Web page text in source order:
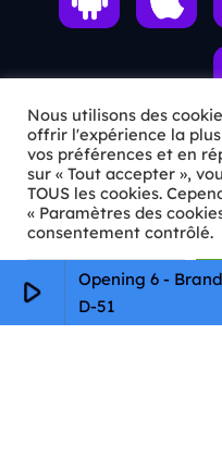
play_arrow
Opening 6 -
D-51
ℹ️ INFOS PRATIQUES
✉️Contact
🦊Qui sommes-nous ?
📄
Mentions légales
Nous utilisons des
offrir l'expérience la
vos préférences et en
sur « Tout accepter »,
TOUS les cookies.
« Paramètres des
consentement contrôlé.
Paramètres Cookie